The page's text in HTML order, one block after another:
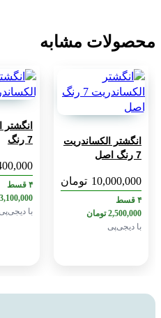
مشابه
تومان
تومان
انگشتر الکساندریت
7 رنگ
12,400,000 تومان
۴ قسط
تومان